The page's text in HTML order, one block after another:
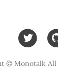
© Monotalk All